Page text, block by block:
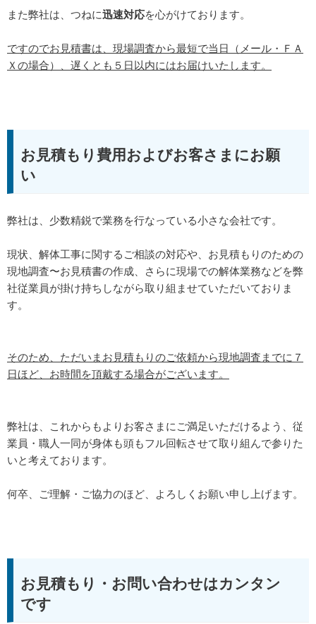
また弊社は、つねに迅速対応を心がけております。
ですのでお見積書は、現場調査から最短で当日（メール・ＦＡ
Ｘの場合）、遅くとも５日以内にはお届けいたします。
お見積もり費用およびお客さまにお願
い
弊社は、少数精鋭で業務を行なっている小さな会社です。
現状、解体工事に関するご相談の対応や、お見積もりのための
現地調査〜お見積書の作成、さらに現場での解体業務などを弊
社従業員が掛け持ちしながら取り組ませていただいておりま
す。
そのため、ただいまお見積もりのご依頼から現地調査までに７
日ほど、お時間を頂戴する場合がございます。
弊社は、これからもよりお客さまにご満足いただけるよう、従
業員・職人一同が身体も頭もフル回転させて取り組んで参りた
いと考えております。
何卒、ご理解・ご協力のほど、よろしくお願い申し上げます。
お見積もり・お問い合わせはカンタン
です